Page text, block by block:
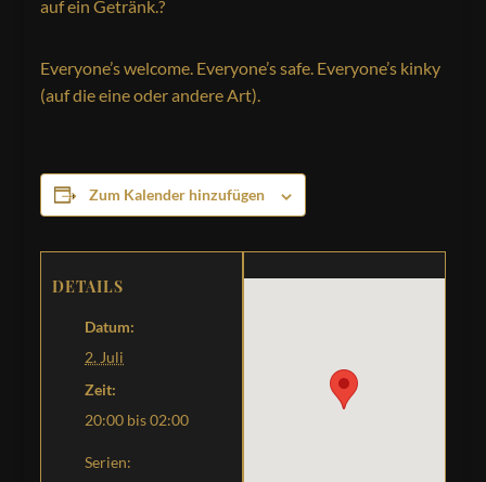
auf ein Getränk.?
Everyone’s welcome. Everyone’s safe. Everyone’s kinky
(auf die eine oder andere Art).
Zum Kalender hinzufügen
DETAILS
Datum:
2. Juli
Zeit:
20:00 bis 02:00
Serien: